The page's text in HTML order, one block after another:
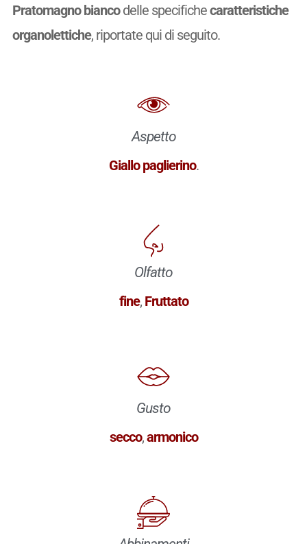
Pratomagno biancodelle specifichecaratteristiche
organolettiche, riportate qui di seguito.
Aspetto
Giallo paglierino.
Olfatto
fine, Fruttato
Gusto
secco,armonico